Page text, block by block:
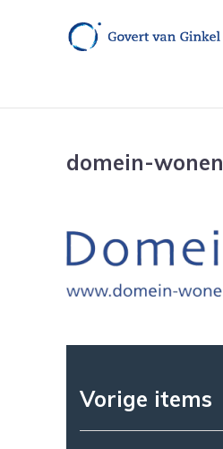
domein-wonen
Vorige items